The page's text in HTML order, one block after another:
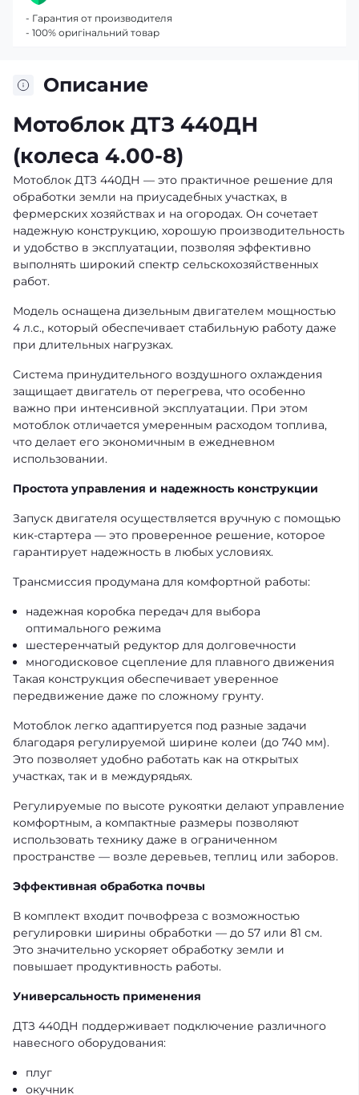
Описание
Мотоблок ДТЗ 440ДН
(колеса 4.00-8)
Мотоблок ДТЗ 440ДН — это практичное решение для
обработки земли на приусадебных участках, в
фермерских хозяйствах и на огородах. Он сочетает
надежную конструкцию, хорошую производительность
и удобство в эксплуатации, позволяя эффективно
выполнять широкий спектр сельскохозяйственных
работ.
Модель оснащена дизельным двигателем мощностью
4 л.с., который обеспечивает стабильную работу даже
при длительных нагрузках.
Система принудительного воздушного охлаждения
защищает двигатель от перегрева, что особенно
важно при интенсивной эксплуатации. При этом
мотоблок отличается умеренным расходом топлива,
что делает его экономичным в ежедневном
использовании.
Простота управления и надежность конструкции
Запуск двигателя осуществляется вручную с помощью
кик-стартера — это проверенное решение, которое
гарантирует надежность в любых условиях.
Трансмиссия продумана для комфортной работы:
надежная коробка передач для выбора
оптимального режима
шестеренчатый редуктор для долговечности
многодисковое сцепление для плавного движения
Такая конструкция обеспечивает уверенное
передвижение даже по сложному грунту.
Мотоблок легко адаптируется под разные задачи
благодаря регулируемой ширине колеи (до 740 мм).
Это позволяет удобно работать как на открытых
участках, так и в междурядьях.
Регулируемые по высоте рукоятки делают управление
комфортным, а компактные размеры позволяют
использовать технику даже в ограниченном
пространстве — возле деревьев, теплиц или заборов.
Эффективная обработка почвы
В комплект входит почвофреза с возможностью
регулировки ширины обработки — до 57 или 81 см.
Это значительно ускоряет обработку земли и
повышает продуктивность работы.
Универсальность применения
ДТЗ 440ДН поддерживает подключение различного
навесного оборудования:
плуг
окучник
- Гарантия от производителя
- 100% оригінальний товар